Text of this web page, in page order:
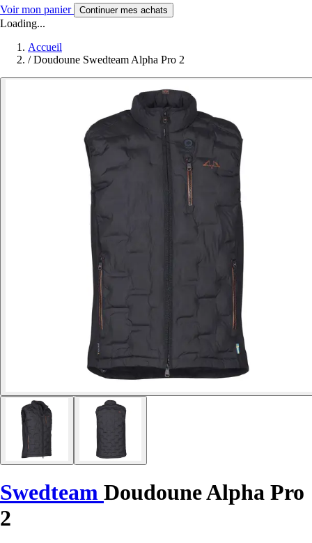
Voir mon panier Continuer mes achats
Loading...
Accueil
/ Doudoune Swedteam Alpha Pro 2
Swedteam Doudoune Alpha Pro
2